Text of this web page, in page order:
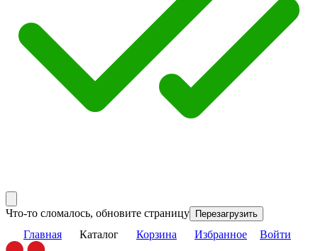
Что-то сломалось, обновите страницу Перезагрузить
Главная Каталог Корзина Избранное Войти